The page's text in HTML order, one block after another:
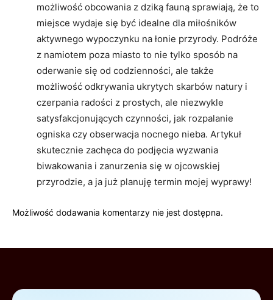
możliwość obcowania z dziką fauną sprawiają, że to
miejsce wydaje się być idealne dla miłośników
aktywnego wypoczynku na łonie przyrody. Podróże
z namiotem poza miasto to nie tylko sposób na
oderwanie się od codzienności, ale także
możliwość odkrywania ukrytych skarbów natury i
czerpania radości z prostych, ale niezwykle
satysfakcjonujących czynności, jak rozpalanie
ogniska czy obserwacja nocnego nieba. Artykuł
skutecznie zachęca do podjęcia wyzwania
biwakowania i zanurzenia się w ojcowskiej
przyrodzie, a ja już planuję termin mojej wyprawy!
Możliwość dodawania komentarzy nie jest dostępna.